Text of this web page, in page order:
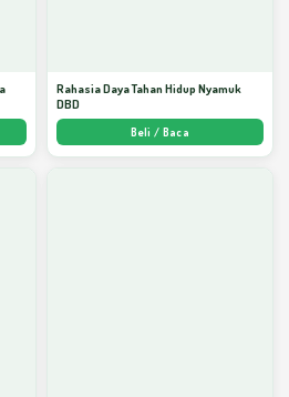
Rahasia Daya Tahan Hidup Nyamuk
DBD
Beli / Baca